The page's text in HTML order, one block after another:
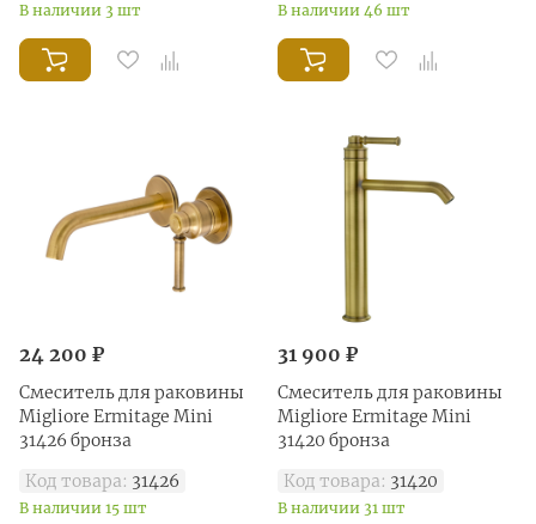
В наличии 3 шт В наличии 46 шт
24 200 ₽
Смеситель для раковины
Migliore Ermitage Mini
31426 бронза
Код товара: 31426
В наличии 15 шт
31 900 ₽
Смеситель для раковины
Migliore Ermitage Mini
31420 бронза
Код товара: 31420
В наличии 31 шт